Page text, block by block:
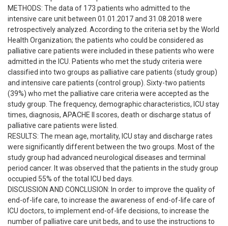
METHODS: The data of 173 patients who admitted to the
intensive care unit between 01.01.2017 and 31.08.2018 were
retrospectively analyzed. According to the criteria set by the World
Health Organization; the patients who could be considered as
palliative care patients were included in these patients who were
admitted in the ICU. Patients who met the study criteria were
classified into two groups as palliative care patients (study group)
and intensive care patients (control group). Sixty-two patients
(39%) who met the palliative care criteria were accepted as the
study group. The frequency, demographic characteristics, ICU stay
times, diagnosis, APACHE II scores, death or discharge status of
palliative care patients were listed.
RESULTS: The mean age, mortality, ICU stay and discharge rates
were significantly different between the two groups. Most of the
study group had advanced neurological diseases and terminal
period cancer. It was observed that the patients in the study group
occupied 55% of the total ICU bed days.
DISCUSSION AND CONCLUSION: In order to improve the quality of
end-of-life care, to increase the awareness of end-of-life care of
ICU doctors, to implement end-of-life decisions, to increase the
number of palliative care unit beds, and to use the instructions to